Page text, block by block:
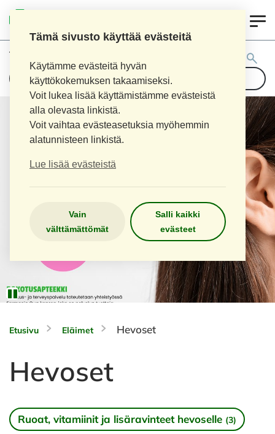
Tämä sivusto käyttää evästeitä
Käytämme evästeitä hyvän
käyttökokemuksen takaamiseksi.
Voit lukea lisää käyttämistämme evästeistä
alla olevasta linkistä.
Voit vaihtaa evästeasetuksia myöhemmin
alatunnisteen linkistä.
Lue lisää evästeistä
Vain
välttämättömät
Salli kaikki
evästeet
Tuotehaku:
Etusivu Eläimet Hevoset
Hevoset
Ruoat, vitamiinit ja lisäravinteet hevoselle (3)